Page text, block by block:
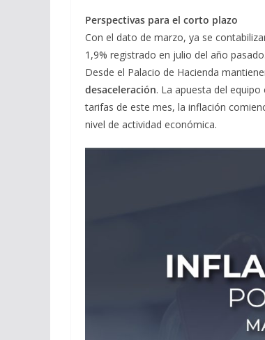
Perspectivas para el corto plazo
Con el dato de marzo, ya se
1,9% registrado en julio del año pasado.
Desde el Palacio de Hacienda
desaceleración. La apuesta del
tarifas de este mes, la inflación
nivel de actividad económica.